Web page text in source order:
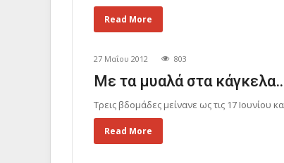
Read More
27 Μαΐου 2012 803
Με τα μυαλά στα
Τρεις βδομάδες μείνανε ως τις 17 Ιουνίου
Read More